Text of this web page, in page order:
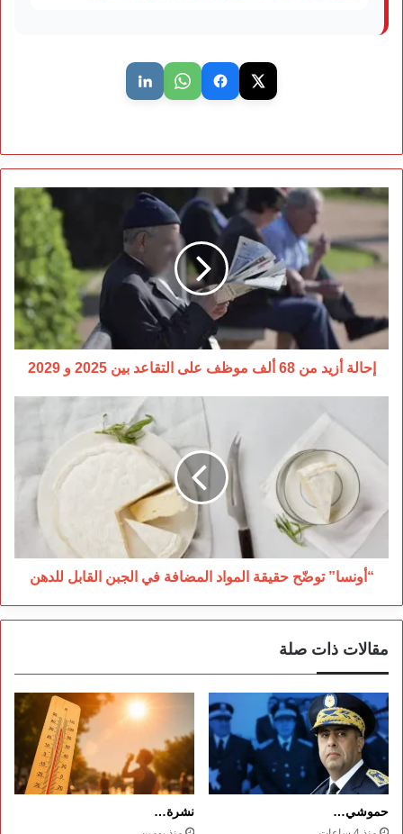
إحالة
أزيد
من
68
ألف
موظف
على
التقاعد
بين
2025
2029
إحالة أزيد من 68 ألف موظف على التقاعد بين 2025 و 2029
“أونسا”
حقيقة
المواد
المضافة
في
الجبن
القابل
للدهن
“أونسا” توضّح حقيقة المواد المضافة في الجبن القابل للدهن
مقالات ذات صلة
حموشي… نشرة…